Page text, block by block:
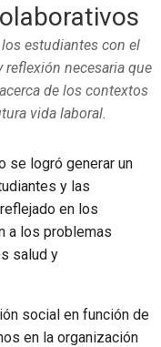
estudiantes con el
necesaria que
de los contextos
vida laboral.
se logró generar un
y las
en los
a los problemas
salud y
social en función de
en la organización